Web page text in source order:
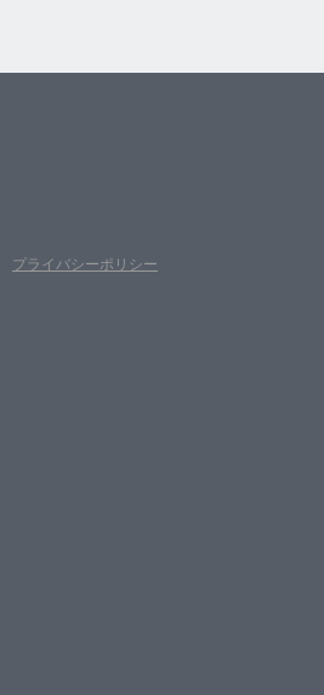
プライバシーポリシー